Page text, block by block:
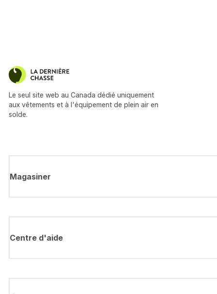
Le seul site web au Canada dédié uniquement
aux vêtements et à l'équipement de plein air en
solde.
Magasiner
Centre d'aide